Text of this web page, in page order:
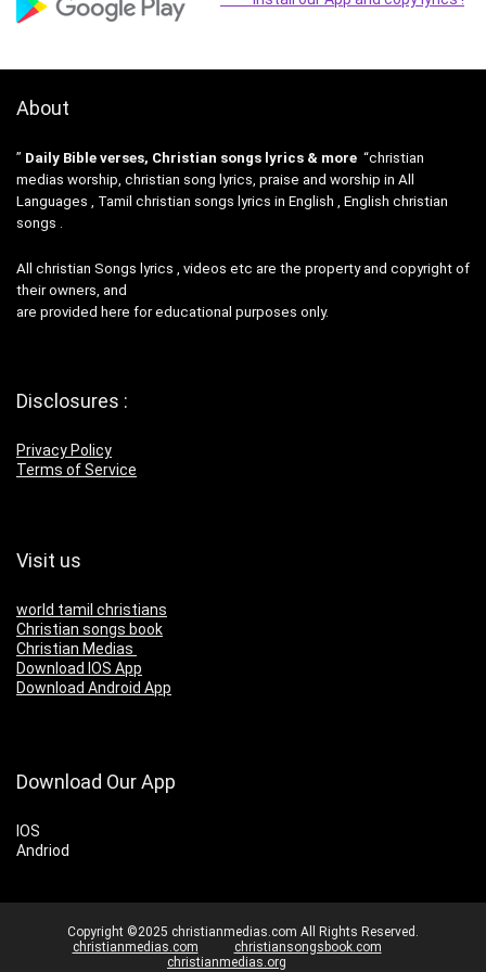
About
” Daily Bible verses, Christian songs lyrics & more “christian
medias worship, christian song lyrics, praise and worship in All
Languages , Tamil christian songs lyrics in English , English christian
songs .
All christian Songs lyrics , videos etc are the property and copyright of
their owners, and
are provided here for educational purposes only.
Disclosures :
Privacy Policy
Terms of Service
Visit us
world tamil christians
Christian songs book
Christian Medias
Download IOS App
Download Android App
Download Our App
IOS
Andriod
Copyright ©2025 christianmedias.com All Rights Reserved.
christianmedias.com
christiansongsbook.com
christianmedias.org